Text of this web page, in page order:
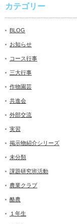
カテゴリー
BLOG
お知らせ
コース行事
三大行事
作物園芸
共進会
外部交流
実習
掲示物紹介シリーズ
未分類
課題研究班活動
農業クラブ
酪農
１年生